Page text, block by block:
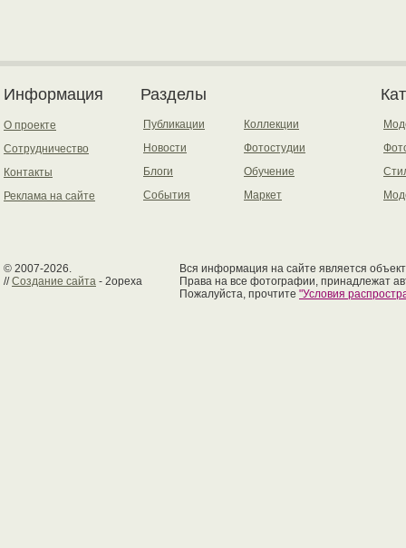
Информация
О проекте
Сотрудничество
Контакты
Реклама на сайте
Разделы
Публикации
Новости
Блоги
События
Коллекции
Фотостудии
Обучение
Маркет
© 2007-2026.
//Создание сайта - 2opexa
Вся информация на сайте является
Права на все фотографии, принадлежат
Пожалуйста, прочтите "Условия